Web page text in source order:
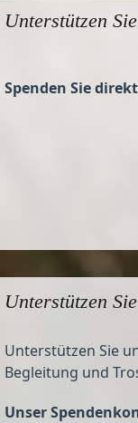
Unterstützen
Spenden Sie
Unterstützen
Unterstützen Sie
Begleitung und
Unser